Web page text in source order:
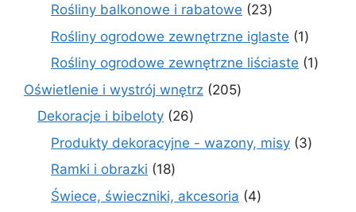
Rośliny balkonowe i rabatowe 2323
produkty
Rośliny ogrodowe zewnętrzne iglaste 11
produkt
Rośliny ogrodowe zewnętrzne liściaste 11
Oświetlenie i wystrój wnętrz 205205
Dekoracje i bibeloty 2626
Produkty dekoracyjne - wazony, misy 33
Ramki i obrazki 1818
produktów
Świece, świeczniki, akcesoria 44